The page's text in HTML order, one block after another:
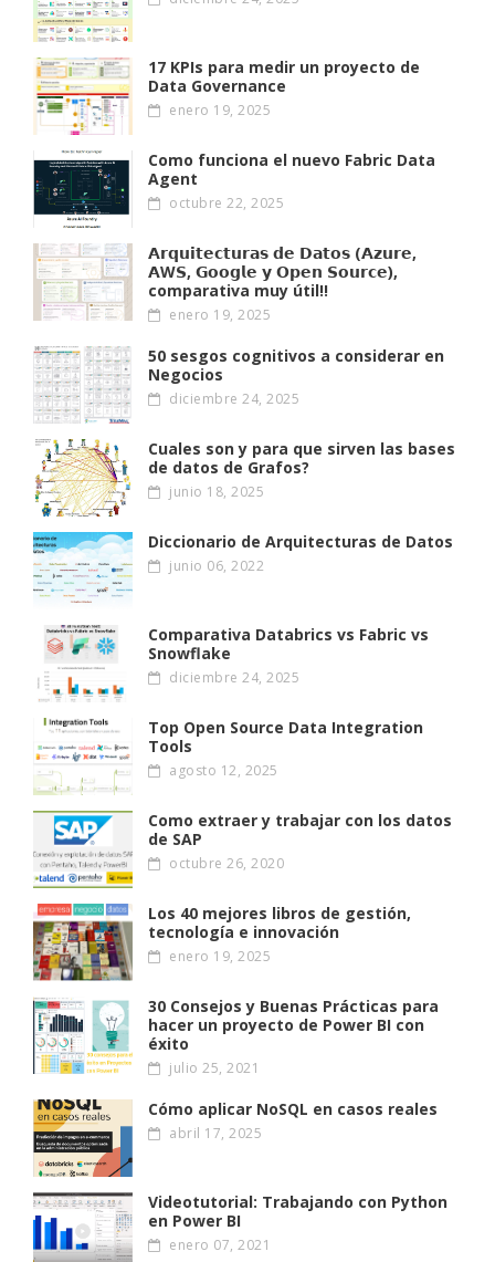
17 KPIs para medir un proyecto de
Data Governance
enero 19, 2025
Como funciona el nuevo Fabric Data
Agent
octubre 22, 2025
𝗔𝗿𝗾𝘂𝗶𝘁𝗲𝗰𝘁𝘂𝗿𝗮𝘀 𝗱𝗲 𝗗𝗮𝘁𝗼𝘀 (𝗔𝘇𝘂𝗿𝗲,
𝗔W𝗦, 𝗚𝗼𝗼𝗴𝗹𝗲 𝘆 𝗢𝗽𝗲𝗻 𝗦𝗼𝘂𝗿𝗰𝗲),
comparativa muy útil!!
enero 19, 2025
50 sesgos cognitivos a considerar en
Negocios
diciembre 24, 2025
Cuales son y para que sirven las bases
de datos de Grafos?
junio 18, 2025
Diccionario de Arquitecturas de Datos
junio 06, 2022
Comparativa Databrics vs Fabric vs
Snowflake
diciembre 24, 2025
Top Open Source Data Integration
Tools
agosto 12, 2025
Como extraer y trabajar con los datos
de SAP
octubre 26, 2020
Los 40 mejores libros de gestión,
tecnología e innovación
enero 19, 2025
30 Consejos y Buenas Prácticas para
hacer un proyecto de Power BI con
éxito
julio 25, 2021
Cómo aplicar NoSQL en casos reales
abril 17, 2025
Videotutorial: Trabajando con Python
en Power BI
enero 07, 2021